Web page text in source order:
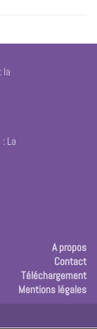
la
La
A propos
Contact
Téléchargement
Mentions légales